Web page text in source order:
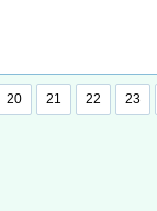
20 21 22 23